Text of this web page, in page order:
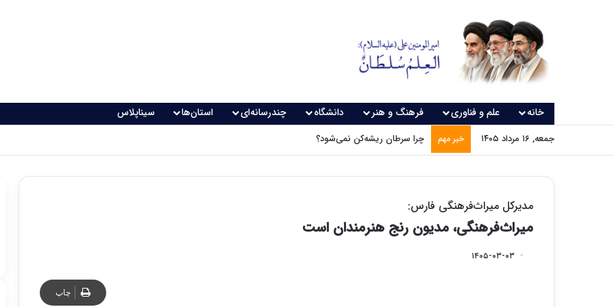
خانه علم و فناوری فرهنگ و هنر دانشگاه چندرسانه‌ای استان‌ها سیناپلاس
جمعه, ۱۶ مرداد ۱۴۰۵ خبر مهم چرا سرطان ریشه‌کن نمی‌شود؟
مدیرکل میراث‌فرهنگی فارس:
میراث‌فرهنگی، مدیون رنج هنرمندان است
۱۴۰۵-۰۳-۰۳
چاپ